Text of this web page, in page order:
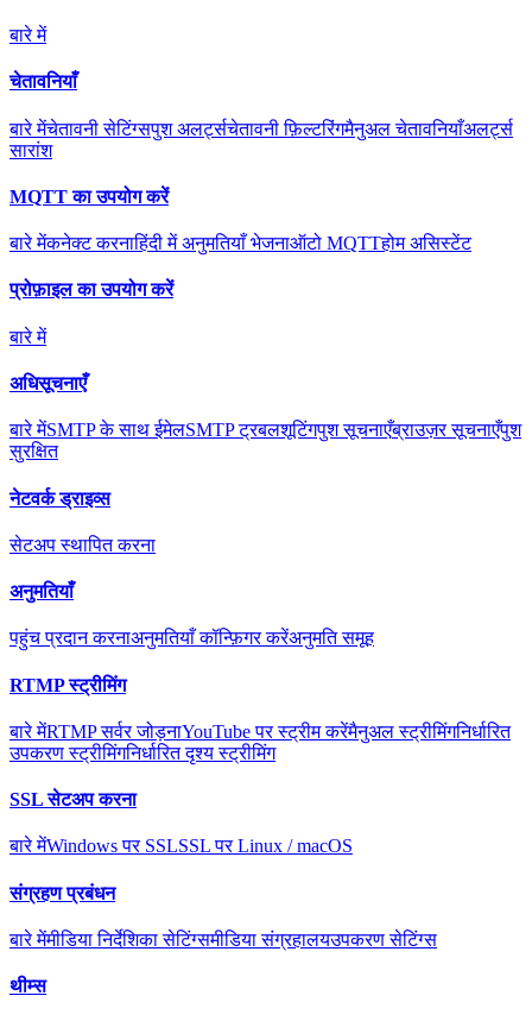
बारे में
चेतावनियाँ
बारे मेंचेतावनी सेटिंग्सपुश अलर्ट्सचेतावनी फ़िल्टरिंगमैनुअल चेतावनियाँअलर्ट्स
सारांश
MQTT का उपयोग करें
बारे मेंकनेक्ट करनाहिंदी में अनुमतियाँ भेजनाऑटो MQTTहोम असिस्टेंट
प्रोफ़ाइल का उपयोग करें
बारे में
अधिसूचनाएँ
बारे मेंSMTP के साथ ईमेलSMTP ट्रबलशूटिंगपुश सूचनाएँब्राउज़र सूचनाएँपुश
सुरक्षित
नेटवर्क ड्राइव्स
सेटअप स्थापित करना
अनुमतियाँ
पहुंच प्रदान करनाअनुमतियाँ कॉन्फ़िगर करेंअनुमति समूह
RTMP स्ट्रीमिंग
बारे मेंRTMP सर्वर जोड़नाYouTube पर स्ट्रीम करेंमैनुअल स्ट्रीमिंगनिर्धारित
उपकरण स्ट्रीमिंगनिर्धारित दृश्य स्ट्रीमिंग
SSL सेटअप करना
बारे मेंWindows पर SSLSSL पर Linux / macOS
संग्रहण प्रबंधन
बारे मेंमीडिया निर्देशिका सेटिंग्समीडिया संग्रहालयउपकरण सेटिंग्स
थीम्स